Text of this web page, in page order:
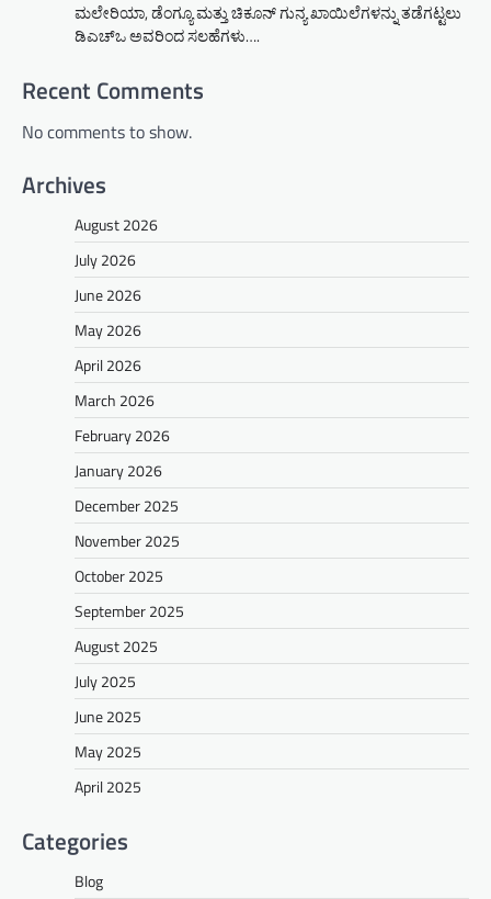
ಮಲೇರಿಯಾ, ಡೆಂಗ್ಯೂ ಮತ್ತು ಚಿಕೂನ್ ಗುನ್ಯ ಖಾಯಿಲೆಗಳನ್ನು ತಡೆಗಟ್ಟಲು
ಡಿಎಚ್‌ಒ ಅವರಿಂದ ಸಲಹೆಗಳು….
Recent Comments
No comments to show.
Archives
August 2026
July 2026
June 2026
May 2026
April 2026
March 2026
February 2026
January 2026
December 2025
November 2025
October 2025
September 2025
August 2025
July 2025
June 2025
May 2025
April 2025
Categories
Blog